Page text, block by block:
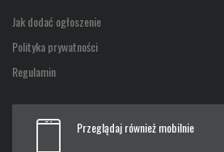
Jak dodać ogłoszenie
Polityka prywatności
Regulamin
Przeglądaj również mobilnie